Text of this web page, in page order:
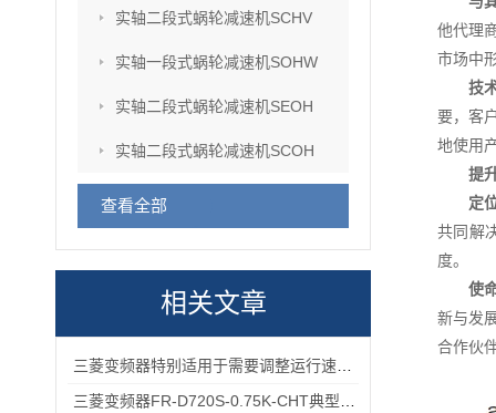
实轴二段式蜗轮减速机SCHV
实轴一段式蜗轮减速机SOHW
实轴二段式蜗轮减速机SEOH
实轴二段式蜗轮减速机SCOH
查看全部
相关文章
他代理
市场中
技
要，客
地使用
提
定
共同解
度。
使
新与发
合作伙